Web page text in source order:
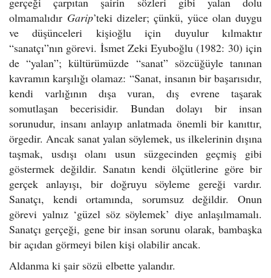
olmamalıdır Garip’teki dizeler; çünkü, yüce olan duygu
ve düşünceleri kişioğlu için duyulur kılmaktır
“sanatçı”nın görevi. İsmet Zeki Eyuboğlu (1982: 30) için
de “yalan”; kültürümüzde “sanat” sözcüğüyle tanınan
kavramın karşılığı olamaz: “Sanat, insanın bir başarısıdır,
kendi varlığının dışa vuran, dış evrene taşarak
somutlaşan becerisidir. Bundan dolayı bir insan
sorunudur, insanı anlayıp anlatmada önemli bir kanıttır,
örgedir. Ancak sanat yalan söylemek, us ilkelerinin dışına
taşmak, usdışı olanı usun süzgecinden geçmiş gibi
göstermek değildir. Sanatın kendi ölçütlerine göre bir
gerçek anlayışı, bir doğruyu söyleme gereği vardır.
Sanatçı, kendi ortamında, sorumsuz değildir. Onun
görevi yalnız ‘güzel söz söylemek’ diye anlaşılmamalı.
Sanatçı gerçeği, gene bir insan sorunu olarak, bambaşka
bir açıdan görmeyi bilen kişi olabilir ancak.
Aldanma ki şair sözü elbette yalandır.